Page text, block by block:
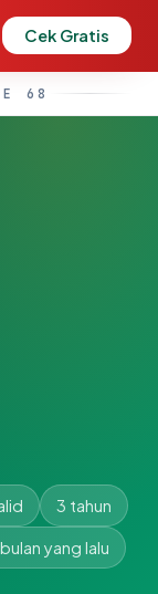
Cek Gratis
68
3 tahun
yang lalu